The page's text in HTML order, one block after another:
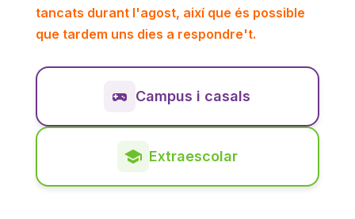
tancats durant l'agost, així que és possible
que tardem uns dies a respondre't.
Campus i casals
Extraescolar